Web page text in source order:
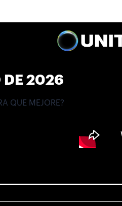
DE 2026
QUE MEJORE?